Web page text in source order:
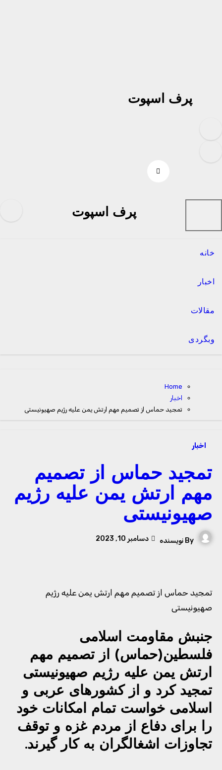
پرف اسپوت
پرف اسپوت
خانه
اخبار
مقالات
وبگردی
Home
اخبار
تمجید حماس از تصمیم مهم ارتش یمن علیه رژیم صهیونیستی
اخبار
تمجید حماس از تصمیم
مهم ارتش یمن علیه رژیم
صهیونیستی
نویسنده دسامبر 10, 2023
تمجید حماس از تصمیم مهم ارتش یمن علیه رژیم
صهیونیستی
جنبش مقاومت اسلامی
فلسطین(حماس) از تصمیم مهم
ارتش یمن علیه رژیم صهیونیستی
تمجید کرد و از کشورهای عربی و
اسلامی خواست تمام امکانات خود
را برای دفاع از مردم غزه و توقف
تجاوزات اشغالگران به کار گیرند.